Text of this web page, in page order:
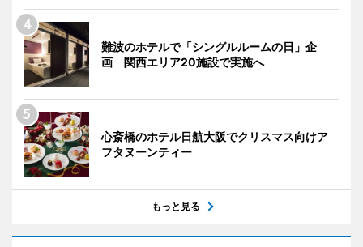
難波のホテルで「シングルルームの日」企
画 関西エリア20施設で実施へ
心斎橋のホテル日航大阪でクリスマス向けア
フタヌーンティー
もっと見る